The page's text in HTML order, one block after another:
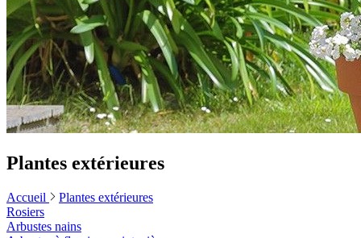
Plantes extérieures
Accueil
Plantes extérieures
Rosiers
Arbustes nains